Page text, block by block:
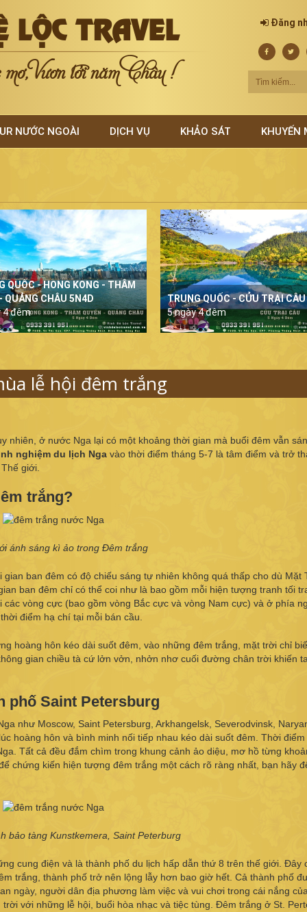
LỘC TRAVEL
Vươn tới năm Châu !
Đăng
NƯỚC NGOÀI DỊCH VỤ KHẢO SÁT KHUYẾN
QUỐC - HONG KONG - THÂM
QUẢNG CHÂU 5N4D
4 đêm
TRUNG QUỐC - CỬU TRẠI
5 ngày 4 đêm
lễ hội đêm trắng
nhiên, ở nước Nga lại có một khoảng thời gian mà buổi đêm vẫn
nghiệm du lịch Nga vào thời điểm tháng 5-7 là tâm điểm và trở
giới.
trắng?
ánh sáng kì ảo trong Đêm trắng
ban đêm có độ chiếu sáng tự nhiên không quá thấp cho dù Mặt
ban đêm chỉ có thể coi như là bao gồm mỗi hiện tượng tranh tối
vòng cực (bao gồm vòng Bắc cực và vòng Nam cực) và ở phía
điểm hạ chí tại mỗi bán cầu.
hoàng hôn kéo dài suốt đêm, vào những đêm trắng, mặt trời chỉ
gian chiều tà cứ lởn vởn, nhởn nhơ cuối đường chân trời khiến
phố Saint Petersburg
như Moscow, Saint Petersburg, Arkhangelsk, Severodvinsk,
hoàng hôn và bình minh nối tiếp nhau kéo dài suốt đêm. Thời điểm
Tất cả đều đắm chìm trong khung cảnh ảo diệu, mơ hồ từng
chứng kiến hiện tượng đêm trắng một cách rõ ràng nhất, bạn hãy
bảo tàng Kunstkemera, Saint Peterburg
cung điện và là thành phố du lịch hấp dẫn thứ 8 trên thế giới. Đây
trắng, thành phố trở nên lộng lẫy hơn bao giờ hết. Cả thành phố
ngày, người dân địa phương làm việc và vui chơi trong cái nắng
với những lễ hội, buổi hòa nhạc và tiệc tùng. Đêm trắng ở St.